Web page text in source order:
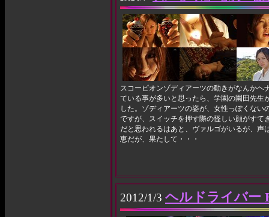
スコーピオンゾディアーツの動きがなんかヘ
ている事が多いと思ったら、学園の園田先生
した。ゾディアーツの姿が、女性っぽくない
ですが、スイッチを押す際の怪しい顔がすて
だと思われるはあと、ヴァルゴがいるが、声
恵だが、果たして・・・
2012/1/3 ヘルドライバー